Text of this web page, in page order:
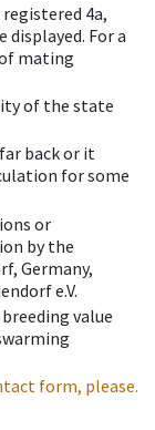
4a,
For a
mating
of the state
back or it
for some
or
by the
Germany,
e.V.
value
form, please.